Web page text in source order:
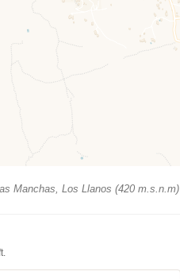
Manchas, Los Llanos (420 m.s.n.m)